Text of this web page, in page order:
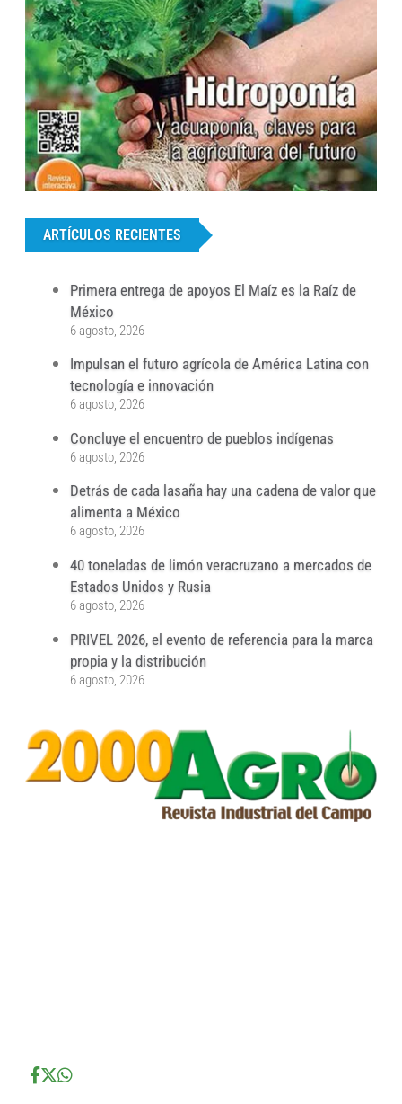
ARTÍCULOS RECIENTES
Primera entrega de apoyos El Maíz es la Raíz de
México
6 agosto, 2026
Impulsan el futuro agrícola de América Latina con
tecnología e innovación
6 agosto, 2026
Concluye el encuentro de pueblos indígenas
6 agosto, 2026
Detrás de cada lasaña hay una cadena de valor que
alimenta a México
6 agosto, 2026
40 toneladas de limón veracruzano a mercados de
Estados Unidos y Rusia
6 agosto, 2026
PRIVEL 2026, el evento de referencia para la marca
propia y la distribución
6 agosto, 2026